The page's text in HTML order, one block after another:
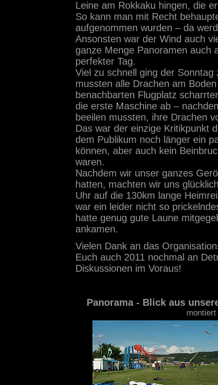
Leine am Rokkaku hingen, die
So kann man mit Recht
aufgenommen wurden – da
Ansonsten war der Wind auch
ganze Menge Panoramen auch
perfekter Tag.
Viel zu schnell ging der
mussten alle Drachen am
benachbarten Flugplatz
die erste Maschine ab –
beeilen mussten, ihre Drachen
Das war der einzige Kritikpunkt
dem Publikum noch länger ein
können, aber auch kein
waren.
Nachdem wir unser ganzes
hatten, machten wir uns
Uhr auf die 130km lange
war ein leider nicht so
hatte genug gute Laune
ankamen.
Vielen Dank an das
Euch auch 2011 nochmal an
Diskussionen im Voraus!
Panorama - Blick aus